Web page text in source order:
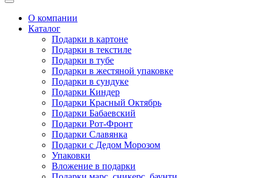
Toggle
navigationО компании
Каталог
Подарки в картоне
Подарки в текстиле
Подарки в тубе
Подарки в жестяной упаковке
Подарки в сундуке
Подарки Киндер
Подарки Красный Октябрь
Подарки Бабаевский
Подарки Рот-Фронт
Подарки Славянка
Подарки с Дедом Морозом
Упаковки
Вложение в подарки